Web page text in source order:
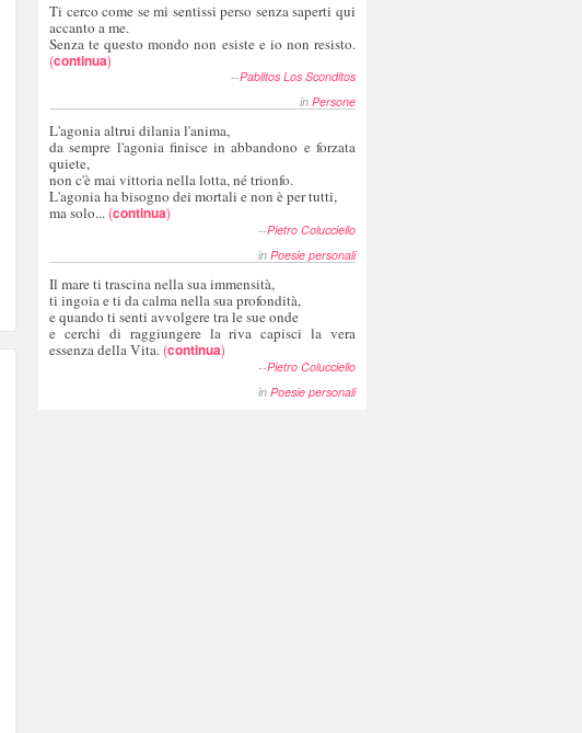
Ti cerco come se mi sentissi perso senza saperti qui
accanto a me.
Senza te questo mondo non esiste e io non resisto.
(continua)
--Pablitos Los Sconditos
in Persone
L'agonia altrui dilania l'anima,
da sempre l'agonia finisce in abbandono e forzata
quiete,
non c'è mai vittoria nella lotta, né trionfo.
L'agonia ha bisogno dei mortali e non è per tutti,
ma solo... (continua)
--Pietro Colucciello
in Poesie personali
Il mare ti trascina nella sua immensità,
ti ingoia e ti da calma nella sua profondità,
e quando ti senti avvolgere tra le sue onde
e cerchi di raggiungere la riva capisci la vera
essenza della Vita. (continua)
--Pietro Colucciello
in Poesie personali